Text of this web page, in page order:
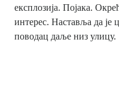
експлозија. Појака.
интерес. Наставља да је
поводац даље низ улицу.